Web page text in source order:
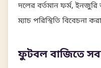
দলের বর্তমান ফর্ম,
ম্যাচ পরিস্থিতি বিবেচনা
ফুটবল বাজিতে